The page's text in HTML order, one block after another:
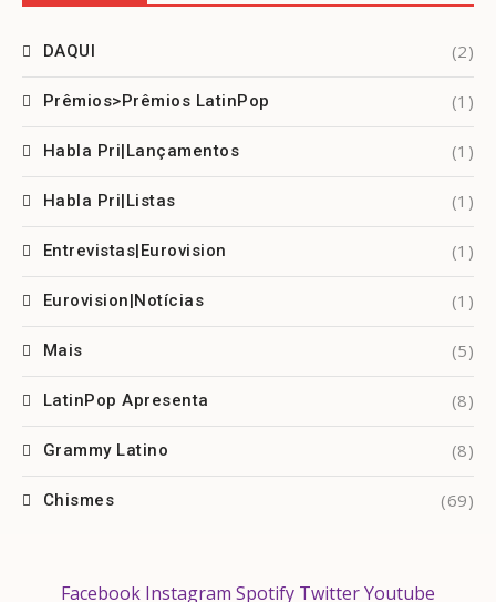
DAQUI (2)
Prêmios>Prêmios LatinPop (1)
Habla Pri|Lançamentos (1)
Habla Pri|Listas (1)
Entrevistas|Eurovision (1)
Eurovision|Notícias (1)
Mais (5)
LatinPop Apresenta (8)
Grammy Latino (8)
Chismes (69)
Facebook Instagram Spotify TwitterYoutube